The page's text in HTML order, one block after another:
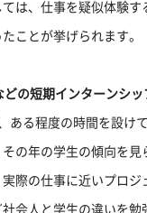
ては、仕事を疑似体験
ことが挙げられます。
どの短期インターンシッ
ある程度の時間を設け
その年の学生の傾向を
実際の仕事に近いプロ
会人と学生の違いを勉